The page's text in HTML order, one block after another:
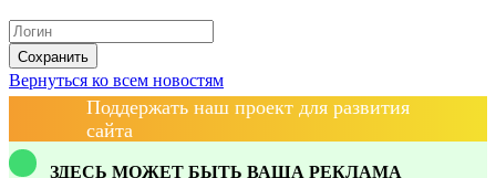
Сохранить
Вернуться ко всем новостям
Поддержать наш проект для развития
сайта
ЗДЕСЬ МОЖЕТ БЫТЬ ВАША РЕКЛАМА